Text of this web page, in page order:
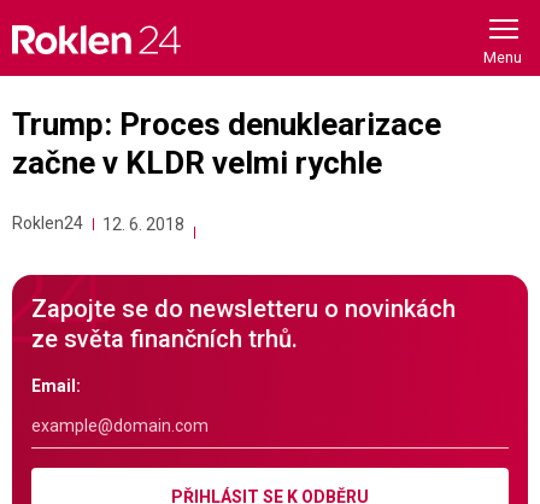
content
Trump: Proces denuklearizace
začne v KLDR velmi rychle
Roklen24 12. 6. 2018
Zapojte se do newsletteru o novinkách
ze světa finančních trhů.
Email:
PŘIHLÁSIT SE K ODBĚRU